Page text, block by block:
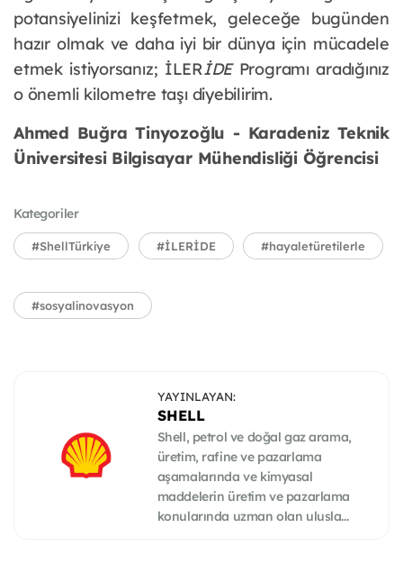
potansiyelinizi keşfetmek, geleceğe bugünden
hazır olmak ve daha iyi bir dünya için mücadele
etmek istiyorsanız; İLERİDE Programı aradığınız
o önemli kilometre taşı diyebilirim.
Ahmed Buğra Tinyozoğlu - Karadeniz Teknik
Üniversitesi Bilgisayar Mühendisliği Öğrencisi
Kategoriler
#ShellTürkiye #İLERİDE #hayaletüretilerle
#sosyalinovasyon
YAYINLAYAN:
SHELL
Shell, petrol ve doğal gaz arama,
üretim, rafine ve pazarlama
aşamalarında ve kimyasal
maddelerin üretim ve pazarlama
konularında uzman olan ulusla...